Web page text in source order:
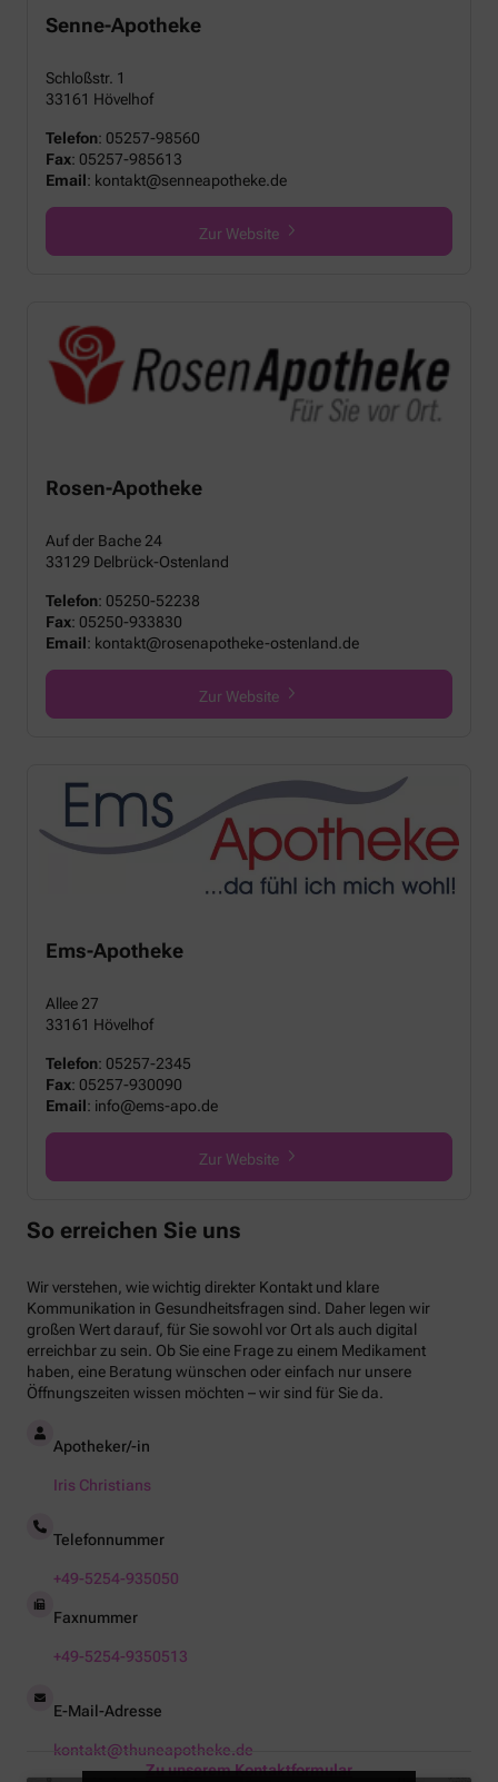
Senne-Apotheke
Schloßstr. 1
33161 Hövelhof
Telefon: 05257-98560
Fax: 05257-985613
Email: kontakt@senneapotheke.de
Zur Website
Rosen-Apotheke
Auf der Bache 24
33129 Delbrück-Ostenland
Telefon: 05250-52238
Fax: 05250-933830
Email: kontakt@rosenapotheke-ostenland.de
Zur Website
Ems-Apotheke
Allee 27
33161 Hövelhof
Telefon: 05257-2345
Fax: 05257-930090
Email: info@ems-apo.de
Zur Website
So erreichen Sie uns
Wir verstehen, wie wichtig direkter Kontakt und klare
Kommunikation in Gesundheitsfragen sind. Daher legen wir
großen Wert darauf, für Sie sowohl vor Ort als auch digital
erreichbar zu sein. Ob Sie eine Frage zu einem Medikament
haben, eine Beratung wünschen oder einfach nur unsere
Öffnungszeiten wissen möchten – wir sind für Sie da.
Apotheker/-in
Iris Christians
Telefonnummer
+49-5254-935050
Faxnummer
+49-5254-9350513
E-Mail-Adresse
kontakt@thuneapotheke.de
Zu unserem Kontaktformular